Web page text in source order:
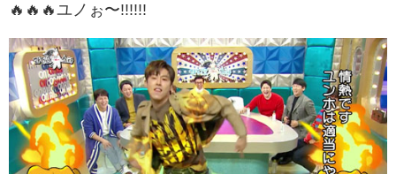
🔥🔥🔥ユノぉ〜!!!!!!